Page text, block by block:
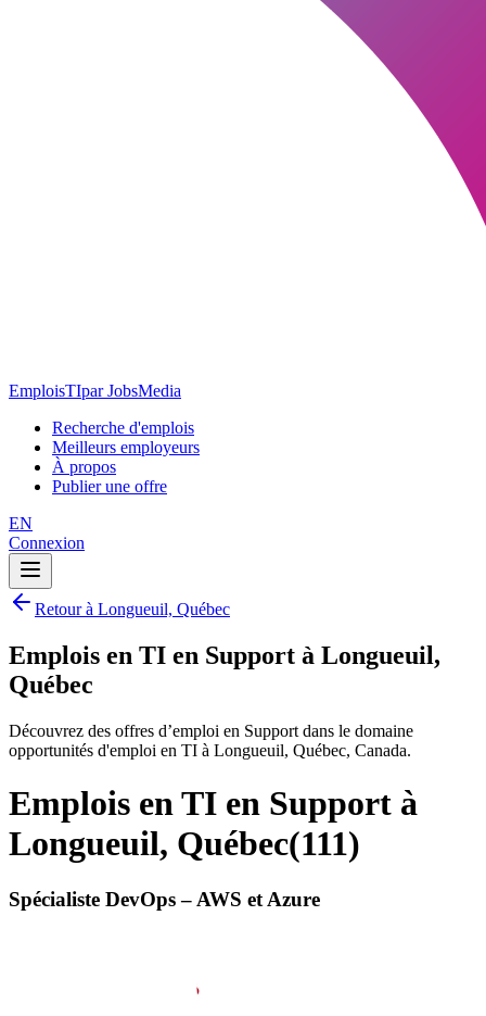
EmploisTIpar JobsMedia
Recherche d'emplois
Meilleurs employeurs
À propos
Publier une offre
EN
Connexion
Retour à Longueuil, Québec
Emplois en TI en Support à Longueuil,
Québec
Découvrez des offres d’emploi en Support dans le domaine
opportunités d'emploi en TI à Longueuil, Québec, Canada.
Emplois en TI en Support à
Longueuil, Québec(111)
Spécialiste DevOps – AWS et Azure